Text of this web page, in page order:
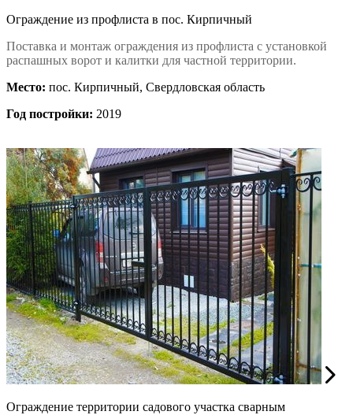
Ограждение из профлиста в пос. Кирпичный
Поставка и монтаж ограждения из профлиста с установкой
распашных ворот и калитки для частной территории.
Место: пос. Кирпичный, Свердловская область
Год постройки: 2019
Ограждение территории садового участка сварным